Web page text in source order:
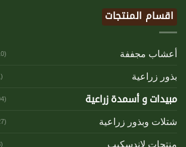
اقسام المنتجات
أعشاب مجففة (10)
بذور زراعية (1)
مبيدات و أسمدة زراعية (94)
شتلات وبذور زراعية (27)
منتجات لاندسكيب (3)